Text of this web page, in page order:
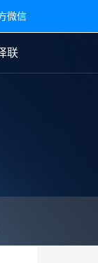
微信
联